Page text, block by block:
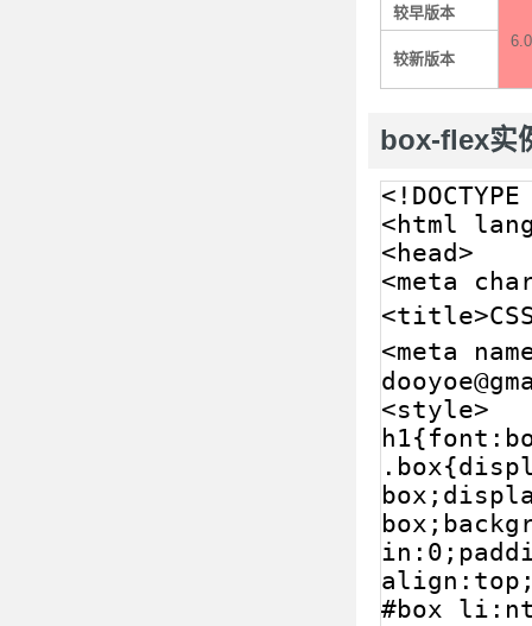
较早版本
较新版本
box-flex实